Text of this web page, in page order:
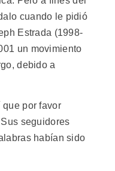
cuando le pidió
Estrada (1998-
un movimiento
debido a
que por favor
seguidores
habían sido